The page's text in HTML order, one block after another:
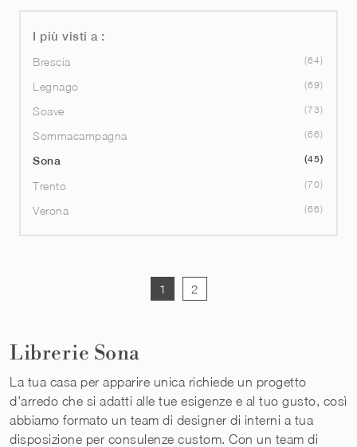
I più visti a :
Brescia
64
Legnago 69
Soave 73
Sommacampagna 66
Sona 45
Trento 70
Verona 66
1 2
Librerie Sona
La tua casa per apparire unica richiede un progetto
d'arredo che si adatti alle tue esigenze e al tuo gusto, così
abbiamo formato un team di designer di interni a tua
disposizione per consulenze custom. Con un team di